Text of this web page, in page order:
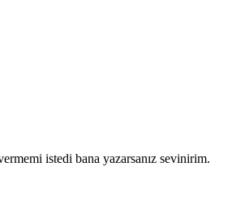
istedi bana yazarsanız sevinirim.